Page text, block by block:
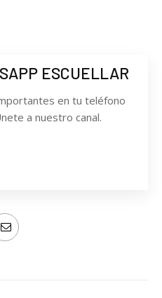
ESCUELLAR
en tu teléfono
a nuestro canal.